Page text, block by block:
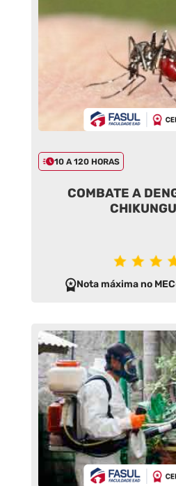
10 A 120 HORAS
COMBATE A
Nota máxima no MEC